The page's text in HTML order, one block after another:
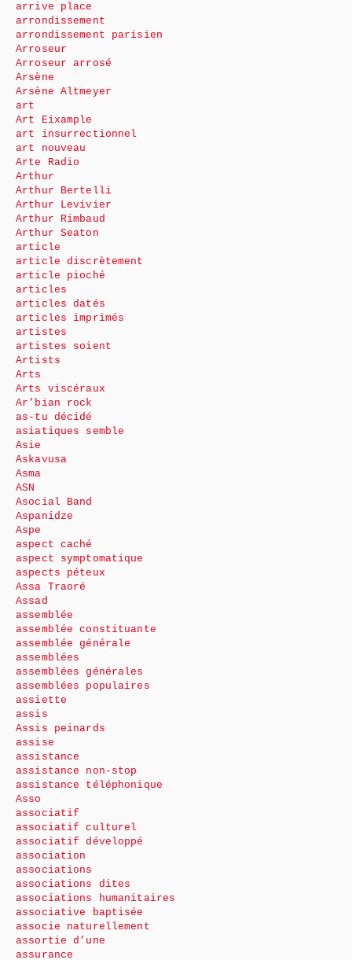
arrive place
arrondissement
arrondissement parisien
Arroseur
Arroseur arrosé
Arsène
Arsène Altmeyer
art
Art Eixample
art insurrectionnel
art nouveau
Arte Radio
Arthur
Arthur Bertelli
Arthur Levivier
Arthur Rimbaud
Arthur Seaton
article
article discrètement
article pioché
articles
articles datés
articles imprimés
artistes
artistes soient
Artists
Arts
Arts viscéraux
Ar’bian rock
as-tu décidé
asiatiques semble
Asie
Askavusa
Asma
ASN
Asocial Band
Aspanidze
Aspe
aspect caché
aspect symptomatique
aspects péteux
Assa Traoré
Assad
assemblée
assemblée constituante
assemblée générale
assemblées
assemblées générales
assemblées populaires
assiette
assis
Assis peinards
assise
assistance
assistance non-stop
assistance téléphonique
Asso
associatif
associatif culturel
associatif développé
association
associations
associations dites
associations humanitaires
associative baptisée
associe naturellement
assortie d’une
assurance